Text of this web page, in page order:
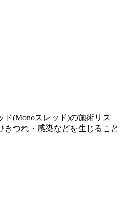
ド(Monoスレッド)の施術リス
きつれ・感染などを生じること